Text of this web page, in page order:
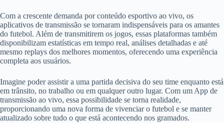
Com a crescente demanda por conteúdo esportivo ao vivo, os
aplicativos de transmissão se tornaram indispensáveis para os amantes
do futebol. Além de transmitirem os jogos, essas plataformas também
disponibilizam estatísticas em tempo real, análises detalhadas e até
mesmo replays dos melhores momentos, oferecendo uma experiência
completa aos usuários.
Imagine poder assistir a uma partida decisiva do seu time enquanto está
em trânsito, no trabalho ou em qualquer outro lugar. Com um App de
transmissão ao vivo, essa possibilidade se torna realidade,
proporcionando uma nova forma de vivenciar o futebol e se manter
atualizado sobre tudo o que está acontecendo nos gramados.